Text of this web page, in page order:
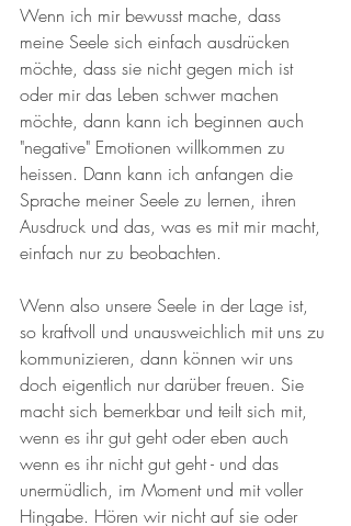
Wenn ich mir bewusst mache, dass
meine Seele sich einfach ausdrücken
möchte, dass sie nicht gegen mich ist
oder mir das Leben schwer machen
möchte, dann kann ich beginnen auch
"negative" Emotionen willkommen zu
heissen. Dann kann ich anfangen die
Sprache meiner Seele zu lernen, ihren
Ausdruck und das, was es mit mir macht,
einfach nur zu beobachten.
Wenn also unsere Seele in der Lage ist,
so kraftvoll und unausweichlich mit uns zu
kommunizieren, dann können wir uns
doch eigentlich nur darüber freuen. Sie
macht sich bemerkbar und teilt sich mit,
wenn es ihr gut geht oder eben auch
wenn es ihr nicht gut geht - und das
unermüdlich, im Moment und mit voller
Hingabe. Hören wir nicht auf sie oder